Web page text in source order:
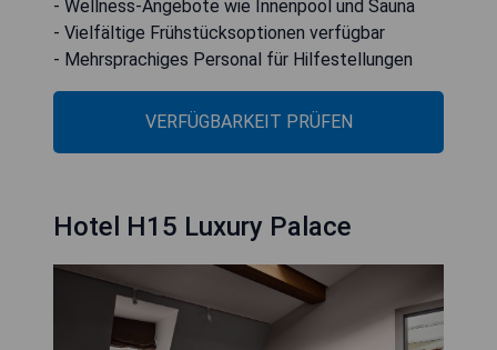
- Wellness-Angebote wie Innenpool und Sauna
- Vielfältige Frühstücksoptionen verfügbar
- Mehrsprachiges Personal für Hilfestellungen
VERFÜGBARKEIT PRÜFEN
Hotel H15 Luxury Palace